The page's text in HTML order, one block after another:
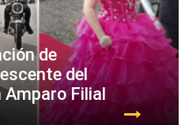
de
del
Filial